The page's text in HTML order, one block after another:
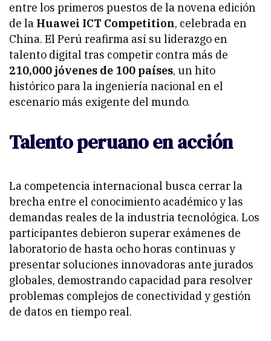
entre los primeros puestos de la novena edición
de la Huawei ICT Competition, celebrada en
China. El Perú reafirma así su liderazgo en
talento digital tras competir contra más de
210,000 jóvenes de 100 países, un hito
histórico para la ingeniería nacional en el
escenario más exigente del mundo.
Talento peruano en acción
La competencia internacional busca cerrar la
brecha entre el conocimiento académico y las
demandas reales de la industria tecnológica. Los
participantes debieron superar exámenes de
laboratorio de hasta ocho horas continuas y
presentar soluciones innovadoras ante jurados
globales, demostrando capacidad para resolver
problemas complejos de conectividad y gestión
de datos en tiempo real.